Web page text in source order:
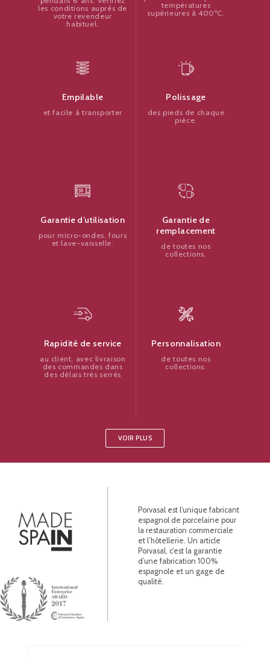
les conditions auprès de
votre revendeur
habituel.
températures
supérieures à 400ºC.
Empilable
et facile à transporter
Polissage
des pieds de chaque
pièce.
Garantie d’utilisation
pour micro-ondes, fours
et lave-vaisselle.
Garantie de
remplacement
de toutes nos
collections.
Rapidité de service
au client, avec livraison
des commandes dans
des délais très serrés
Personnalisation
de toutes nos
collections.
VOIR PLUS
Porvasal est l’unique fabricant
espagnol de porcelaine pour
la restauration commerciale
et l’hôtellerie. Un article
Porvasal, c’est la garantie
d’une fabrication 100%
espagnole et un gage de
qualité.